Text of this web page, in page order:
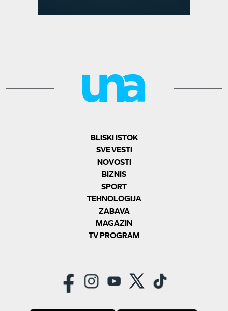
BLISKI ISTOK
SVE VESTI
NOVOSTI
BIZNIS
SPORT
TEHNOLOGIJA
ZABAVA
MAGAZIN
TV PROGRAM